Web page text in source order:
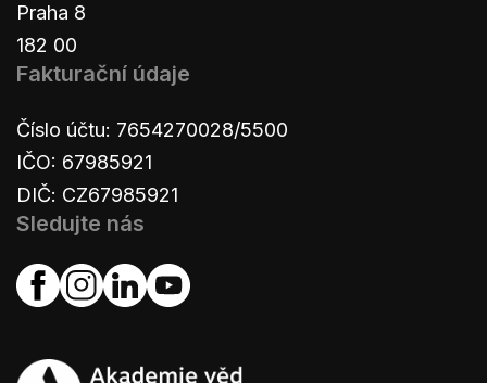
Praha 8
182 00
Fakturační údaje
Číslo účtu: 7654270028/5500
IČO: 67985921
DIČ: CZ67985921
Sledujte nás